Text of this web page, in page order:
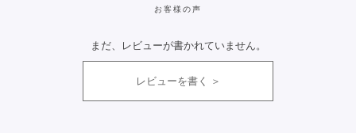
お客様の声
まだ、レビューが書かれていません。
レビューを書く